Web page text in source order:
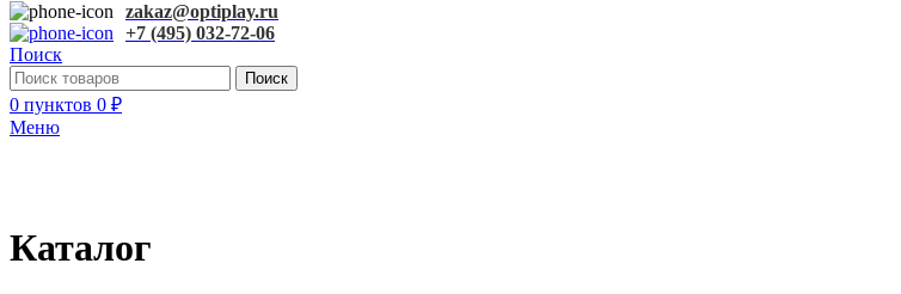
zakaz@optiplay.ru
+7 (495) 032-72-06
Поиск
Поиск
0 пунктов 0 ₽
Меню
Каталог